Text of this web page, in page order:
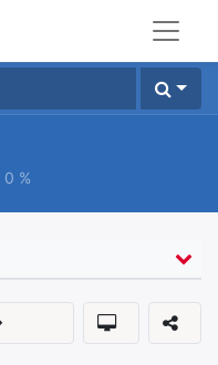
0 %